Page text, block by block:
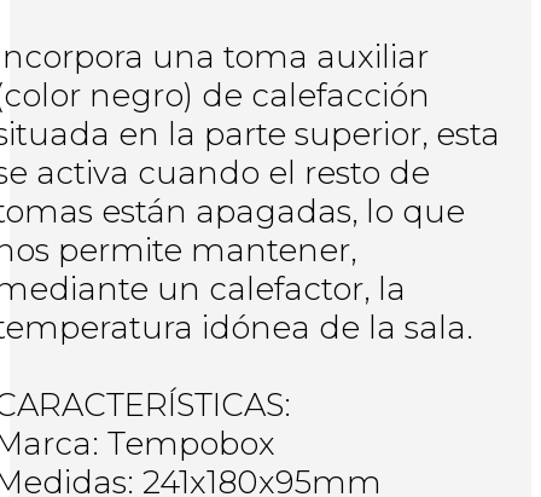
una toma auxiliar
negro) de calefacción
en la parte superior, esta
activa cuando el resto de
están apagadas, lo que
permite mantener,
un calefactor, la
idónea de la sala.
Tempobox
241x180x95mm